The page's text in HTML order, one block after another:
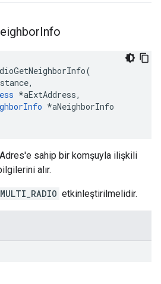
Info
(
,
*aExtAddress,
*aNeighborInfo
sahip bir komşuyla ilişkili
alır.
etkinleştirilmelidir.